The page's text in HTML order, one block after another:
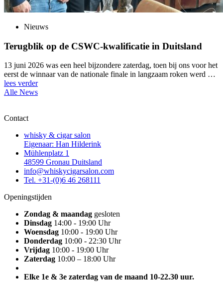
Nieuws
Terugblik op de CSWC-kwalificatie in Duitsland
13 juni 2026 was een heel bijzondere zaterdag, toen bij ons voor het
eerst de winnaar van de nationale finale in langzaam roken werd …
lees verder
Alle News
Contact
whisky & cigar salon
Eigenaar: Han Hilderink
Mühlenplatz 1
48599 Gronau Duitsland
info@whiskycigarsalon.com
Tel. +31-(0)6 46 268111
Openingstijden
Zondag & maandag gesloten
Dinsdag 14:00 - 19:00 Uhr
Woensdag 10:00 - 19:00 Uhr
Donderdag 10:00 - 22:30 Uhr
Vrijdag 10:00 - 19:00 Uhr
Zaterdag 10:00 – 18:00 Uhr
Elke 1e & 3e zaterdag van de maand 10-22.30 uur.